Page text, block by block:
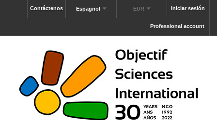
Iniciar sesión
EUR
Espagnol
Contáctenos
Professional account